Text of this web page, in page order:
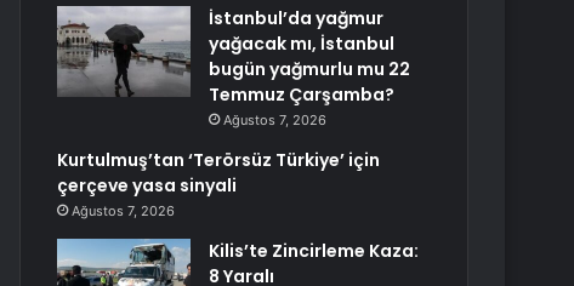
İstanbul’da yağmur
yağacak mı, İstanbul
bugün yağmurlu mu 22
Temmuz Çarşamba?
Ağustos 7, 2026
Kurtulmuş’tan ‘Terörsüz Türkiye’ için
çerçeve yasa sinyali
Ağustos 7, 2026
Kilis’te Zincirleme Kaza:
8 Yaralı